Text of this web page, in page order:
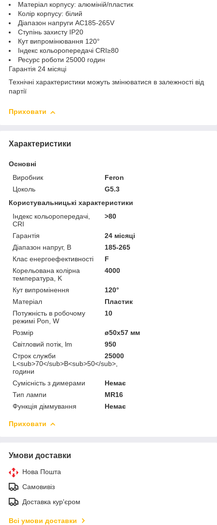
Матеріал корпусу: алюміній/пластик
Колір корпусу: білий
Діапазон напруги AC185-265V
Ступінь захисту IP20
Кут випромінювання 120°
Індекс кольоропередачі CRI≥80
Ресурс роботи 25000 годин
Гарантія 24 місяці
Технічні характеристики можуть змінюватися в залежності від
партії
Приховати
Характеристики
Основні
Виробник
Feron
Цоколь
G5.3
Користувальницькі характеристики
Індекс кольоропередачі,
CRI
>80
Гарантія
24 місяці
Діапазон напруг, В
185-265
Клас енергоефективності
F
Корельована колірна
температура, K
4000
Кут випромінення
120°
Матеріал
Пластик
Потужність в робочому
режимі Pon, W
10
Розмір
ø50x57 мм
Світловий потік, lm
950
Строк служби
L<sub>70</sub>B<sub>50</sub>,
години
25000
Сумісність з димерами
Немає
Тип лампи
MR16
Функція діммування
Немає
Приховати
Умови доставки
Нова Пошта
Самовивіз
Доставка кур'єром
Всі умови доставки